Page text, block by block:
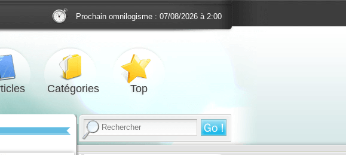
Prochain omnilogisme : 07/08/2026 à 2:00
Catégories Top